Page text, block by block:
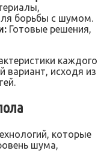
борьбы с шумом.
Готовые решения,
каждого
вариант, исходя из
которые
шума,